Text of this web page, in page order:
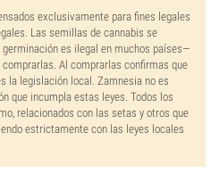
exclusivamente para fines legales
Las semillas de cannabis se
es ilegal en muchos países—
Al comprarlas confirmas que
la legislación local. Zamnesia no es
que incumpla estas leyes. Todos los
relacionados con las setas y otros que
estrictamente con las leyes locales